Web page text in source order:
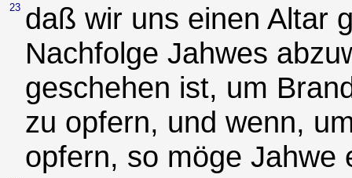
23 daß wir uns einen Altar
Nachfolge Jahwes
geschehen ist, um
zu opfern, und wenn,
opfern, so möge Jahwe